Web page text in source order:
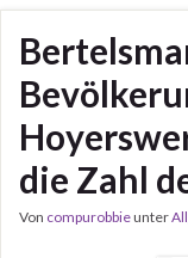
die Zahl
Von compurobbieunter